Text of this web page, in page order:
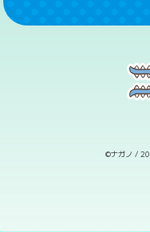
©ナガノ /